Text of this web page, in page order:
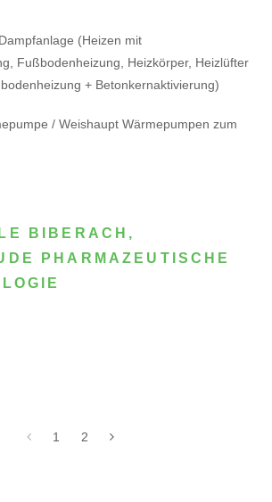
(Heizen mit
Fußbodenheizung, Heizkörper, Heizlüfter
+ Betonkernaktivierung)
/ Weishaupt Wärmepumpen zum
BIBERACH,
PHARMAZEUTISCHE
1 2